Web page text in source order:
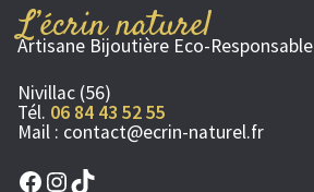
L’écrin naturel
Artisane Bijoutière Eco-Responsable
Nivillac (56)
Tél. 06 84 43 52 55
Mail : contact@ecrin-naturel.fr
Facebook
Instagram
TikTok